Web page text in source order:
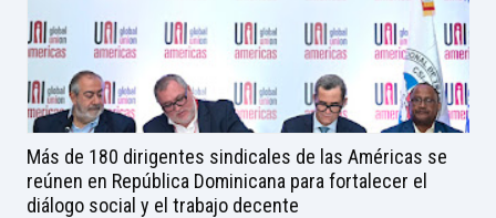
Más de 180 dirigentes sindicales de las Américas se
reúnen en República Dominicana para fortalecer el
diálogo social y el trabajo decente